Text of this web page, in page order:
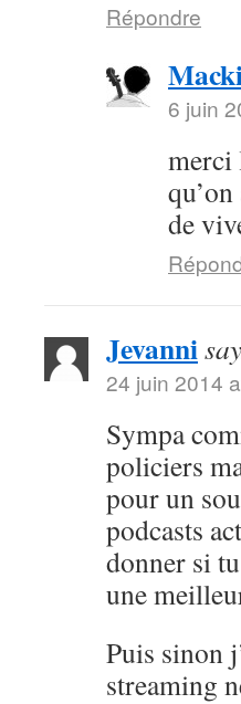
Répondre
6 juin
merci
de
Jevanni
24 juin 2014
Sympa
policiers
pour un
podcasts
donner si
une
Puis sinon
streaming